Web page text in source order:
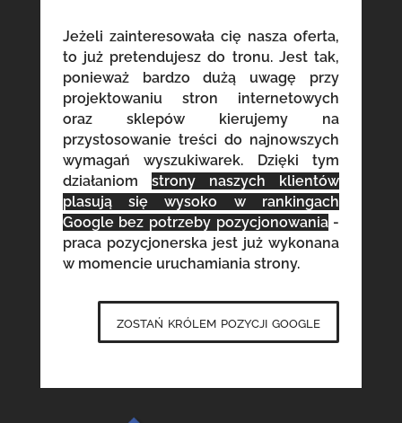
Jeżeli zainteresowała cię nasza oferta,
to już pretendujesz do tronu. Jest tak,
ponieważ bardzo dużą uwagę przy
projektowaniu stron internetowych
oraz sklepów kierujemy na
przystosowanie treści do najnowszych
wymagań wyszukiwarek. Dzięki tym
działaniom strony naszych klientów
plasują się wysoko w rankingach
Google bez potrzeby pozycjonowania-
praca pozycjonerska jest już wykonana
w momencie uruchamiania strony.
zostań królem pozycji google